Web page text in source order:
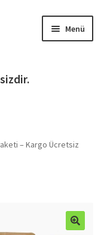
Menü
genişlet
– Kargo Ücretsiz